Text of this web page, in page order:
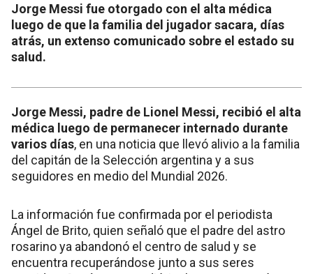
Jorge Messi fue otorgado con el alta médica
luego de que la familia del jugador sacara, días
atrás, un extenso comunicado sobre el estado su
salud.
Jorge Messi, padre de Lionel Messi, recibió el alta
médica luego de permanecer internado durante
varios días, en una noticia que llevó alivio a la familia
del capitán de la Selección argentina y a sus
seguidores en medio del Mundial 2026.
La información fue confirmada por el periodista
Ángel de Brito, quien señaló que el padre del astro
rosarino ya abandonó el centro de salud y se
encuentra recuperándose junto a sus seres